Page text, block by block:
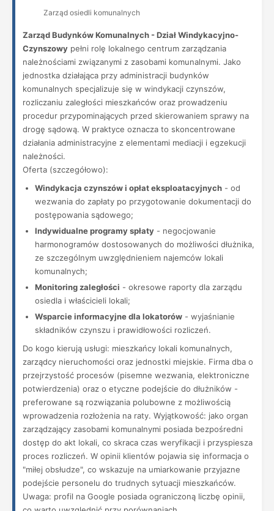
Zarząd osiedli komunalnych
Zarząd Budynków Komunalnych - Dział Windykacyjno-
Czynszowy pełni rolę lokalnego centrum zarządzania
należnościami związanymi z zasobami komunalnymi. Jako
jednostka działająca przy administracji budynków
komunalnych specjalizuje się w windykacji czynszów,
rozliczaniu zaległości mieszkańców oraz prowadzeniu
procedur przypominających przed skierowaniem sprawy na
drogę sądową. W praktyce oznacza to skoncentrowane
działania administracyjne z elementami mediacji i egzekucji
należności.
Oferta (szczegółowo):
Windykacja czynszów i opłat eksploatacyjnych - od
wezwania do zapłaty po przygotowanie dokumentacji do
postępowania sądowego;
Indywidualne programy spłaty - negocjowanie
harmonogramów dostosowanych do możliwości dłużnika,
ze szczególnym uwzględnieniem najemców lokali
komunalnych;
Monitoring zaległości - okresowe raporty dla zarządu
osiedla i właścicieli lokali;
Wsparcie informacyjne dla lokatorów - wyjaśnianie
składników czynszu i prawidłowości rozliczeń.
Do kogo kierują usługi: mieszkańcy lokali komunalnych,
zarządcy nieruchomości oraz jednostki miejskie. Firma dba o
przejrzystość procesów (pisemne wezwania, elektroniczne
potwierdzenia) oraz o etyczne podejście do dłużników -
preferowane są rozwiązania polubowne z możliwością
wprowadzenia rozłożenia na raty. Wyjątkowość: jako organ
zarządzający zasobami komunalnymi posiada bezpośredni
dostęp do akt lokali, co skraca czas weryfikacji i przyspiesza
proces rozliczeń. W opinii klientów pojawia się informacja o
"miłej obsłudze", co wskazuje na umiarkowanie przyjazne
podejście personelu do trudnych sytuacji mieszkańców.
Uwaga: profil na Google posiada ograniczoną liczbę opinii,